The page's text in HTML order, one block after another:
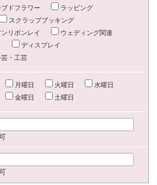
ドフラワー
ラッピング
スクラップブッキング
リボンレイ
ウェディング関連
ディスプレイ
芸・工芸
月曜日 火曜日
水曜日
金曜日 土曜日